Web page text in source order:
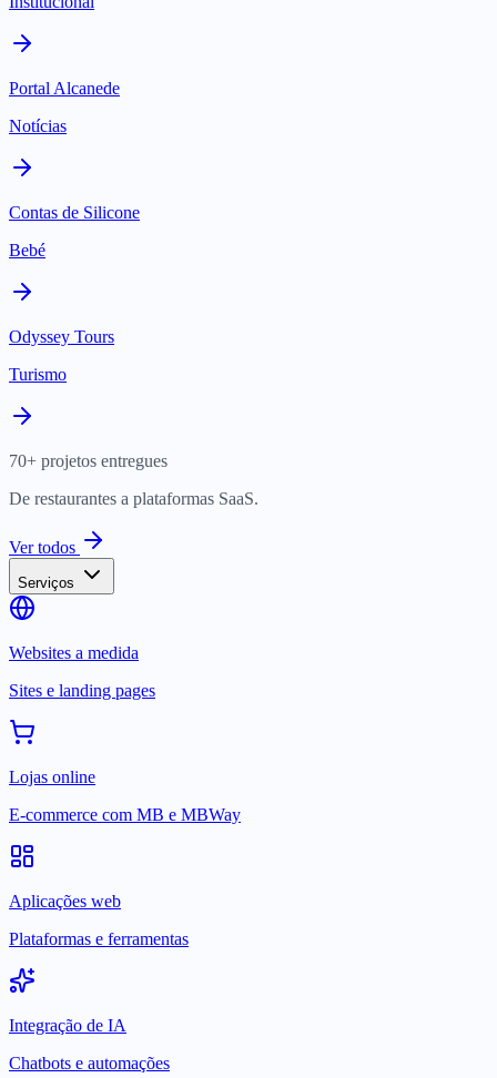
Portal Alcanede
Notícias
Contas de Silicone
Bebé
Odyssey Tours
Turismo
70+ projetos entregues
De restaurantes a plataformas SaaS.
Ver todos
Serviços
Websites a medida
Sites e landing pages
Lojas online
E-commerce com MB e MBWay
Aplicações web
Plataformas e ferramentas
Integração de IA
Chatbots e automações